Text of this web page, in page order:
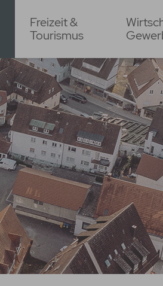
Freizeit &
Tourismus